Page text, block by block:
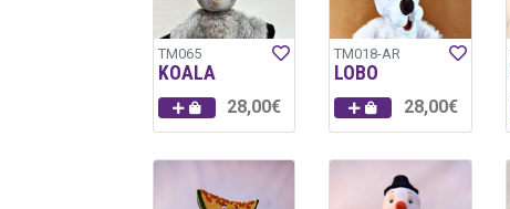
TM065
KOALA
28,00€
TM018-AR
LOBO
28,00€